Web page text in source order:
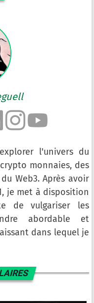
l'univers du
monnaies, des
Web3. Après avoir
je met à disposition
de vulgariser les
abordable et
dans lequel je